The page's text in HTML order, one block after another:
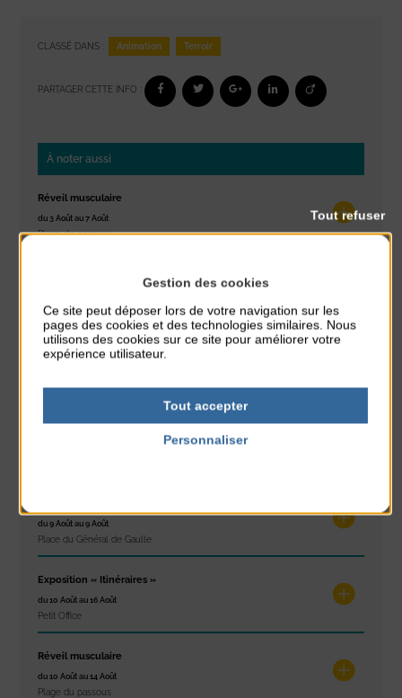
CLASSÉ DANS : Animation Terroir
PARTAGER CETTE INFO :
À noter aussi
Réveil musculaire
du 3 Août au 7 Août
Plage du passous
Plage du passous
Concours de châteaux de sable
Plage du passous
Glisse & Environnement
du 9 Août au 9 Août
Place du Général de Gaulle
Exposition « Itinéraires »
du 10 Août au 16 Août
Petit Office
Réveil musculaire
du 10 Août au 14 Août
Plage du passous
Gestion des cookies
Ce site peut déposer lors de votre navigation sur les
pages des cookies et des technologies similaires. Nous
utilisons des cookies sur ce site pour améliorer votre
expérience utilisateur.
Tout accepter
Tout refuser
Personnaliser